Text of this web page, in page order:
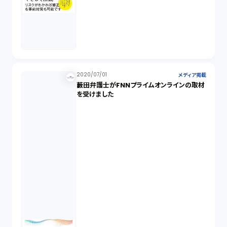
2020/07/01 メディア掲載
藪田弁護士がFNNプライムオンラインの取材
を受けました